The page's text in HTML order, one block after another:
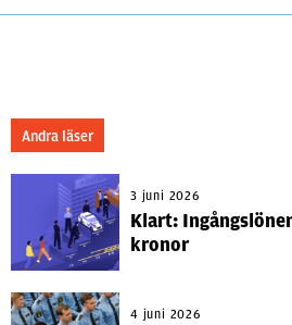
Andra läser
3 juni 2026
Klart:
kronor
4 juni 2026